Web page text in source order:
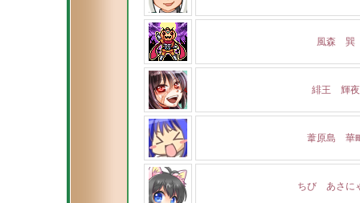
風森 巽
緋王 輝夜
葦原島 華
ちび あさに